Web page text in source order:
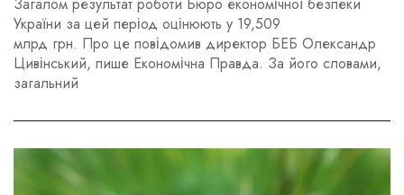
Загалом результат роботи Бюро економічноїбезпеки
України за цей період оцінюють у 19,509
млрд грн. Про це повідомив директор БЕБ Олександр
Цивінський, пише Економічна Правда. За його словами,
загальний